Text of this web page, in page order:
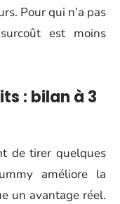
Pour qui n’a pas
est moins
: bilan à 3
de tirer quelques
améliore la
un avantage réel.